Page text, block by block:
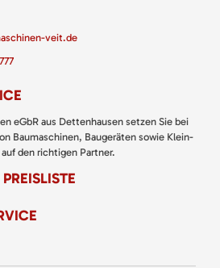
veit.de
eGbR aus Dettenhausen setzen Sie bei
Baumaschinen, Baugeräten sowie Klein-
den richtigen Partner.